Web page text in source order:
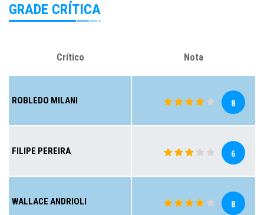
GRADE CRÍTICA
Crítico Nota
ROBLEDO MILANI 8
FILIPE PEREIRA 6
WALLACE ANDRIOLI 8